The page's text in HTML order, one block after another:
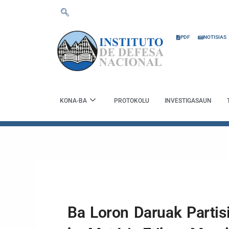
PDF NOTISIAS
KONA-BA PROTOKOLU INVESTIGASAUN
Ba Loron Daruak